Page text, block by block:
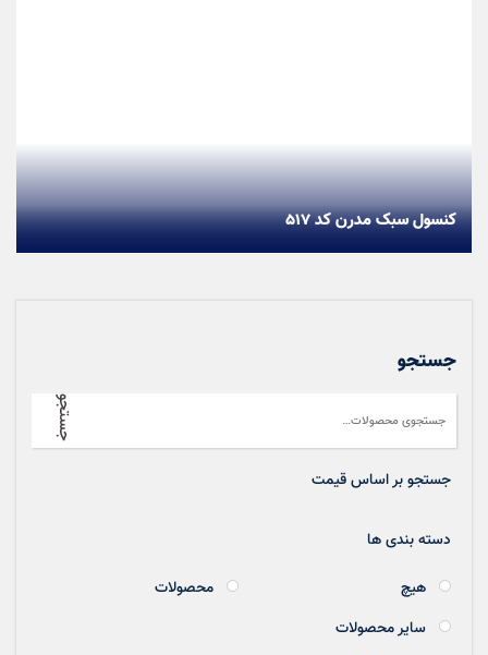
جستجو
جستجو
جستجو بر اساس قیمت
دسته بندی ها
هیچ
محصولات
سایر محصولات
کنسول سبک مدرن کد ۵۱۷